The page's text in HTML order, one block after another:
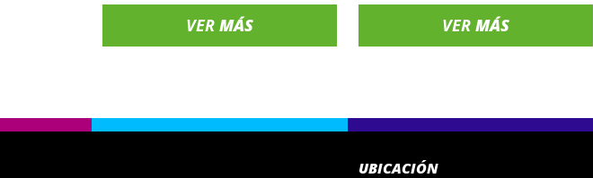
VER MÁS VER MÁS
UBICACIÓN